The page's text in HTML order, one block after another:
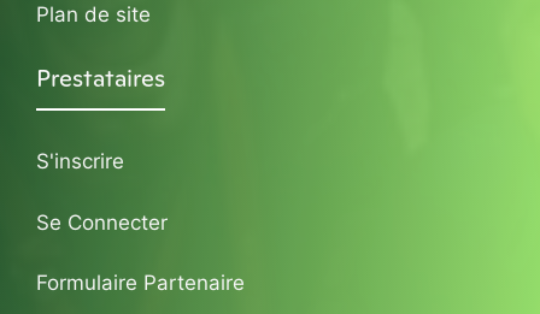
Plan de site
Prestataires
S'inscrire
Se Connecter
Formulaire Partenaire